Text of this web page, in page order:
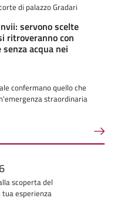
di palazzo Gradari
servono scelte
ritroveranno con
acqua nei
confermano quello che
straordinaria
scoperta del
esperienza